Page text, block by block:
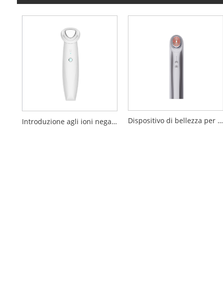
Introduzione agli ioni negativi positivi Dispositivo di pulizia per la bellezza Dispositivo di bellezza per elettroporazione